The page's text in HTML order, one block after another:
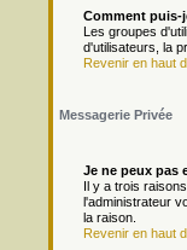
Comment puis-
Les groupes
d'utilisateurs, la
Revenir en haut
Messagerie Privée
Je ne peux pas
Il y a trois
l'administrateur
la raison.
Revenir en haut